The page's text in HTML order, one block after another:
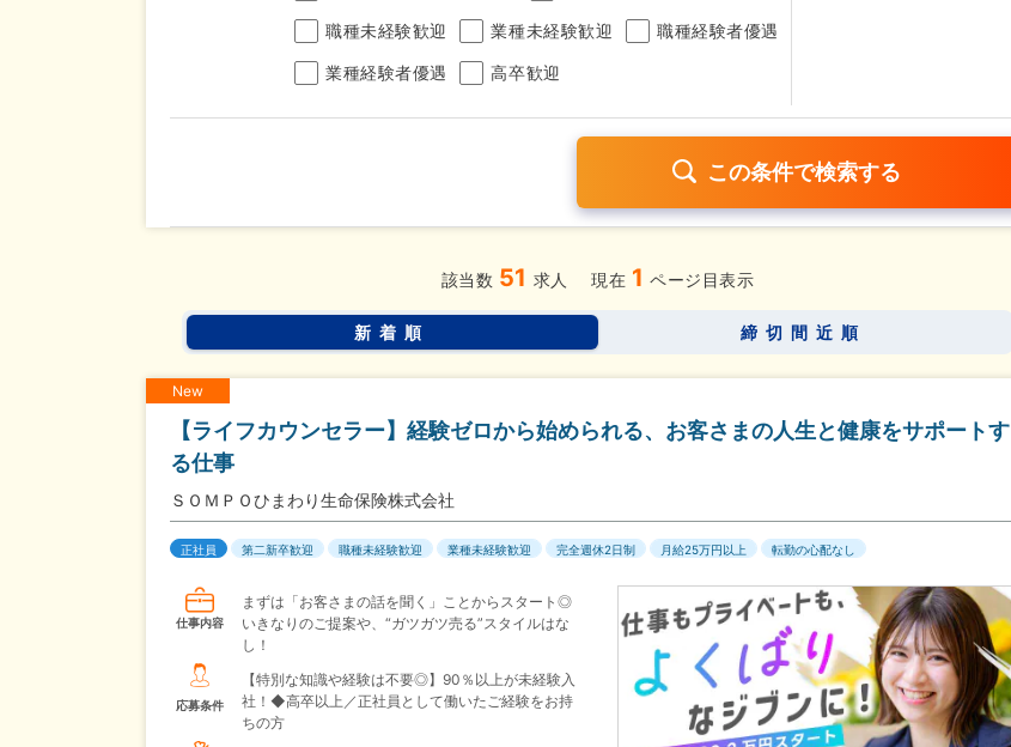
職種未経験歓迎 業種未経験歓迎 職種経験者優遇
業種経験者優遇 高卒歓迎
完全週休2日制 年間休日120日以上 残業少なめ（1日1時間以内）
土日面接OK 書類選考なし
該当数 51 求人 現在 1 ページ目表示
新着順 締切間近順
New
【ライフカウンセラー】経験ゼロから始められる、お客さまの人生と健康をサポートす
る仕事
ＳＯＭＰＯひまわり生命保険株式会社
正社員 第二新卒歓迎 職種未経験歓迎 業種未経験歓迎 完全週休2日制 月給25万円以上 転勤の心配なし
仕事内容
まずは「お客さまの話を聞く」ことからスタート◎
いきなりのご提案や、“ガツガツ売る”スタイルはな
し！
応募条件
【特別な知識や経験は不要◎】90％以上が未経験入
社！◆高卒以上／正社員として働いたご経験をお持
ちの方